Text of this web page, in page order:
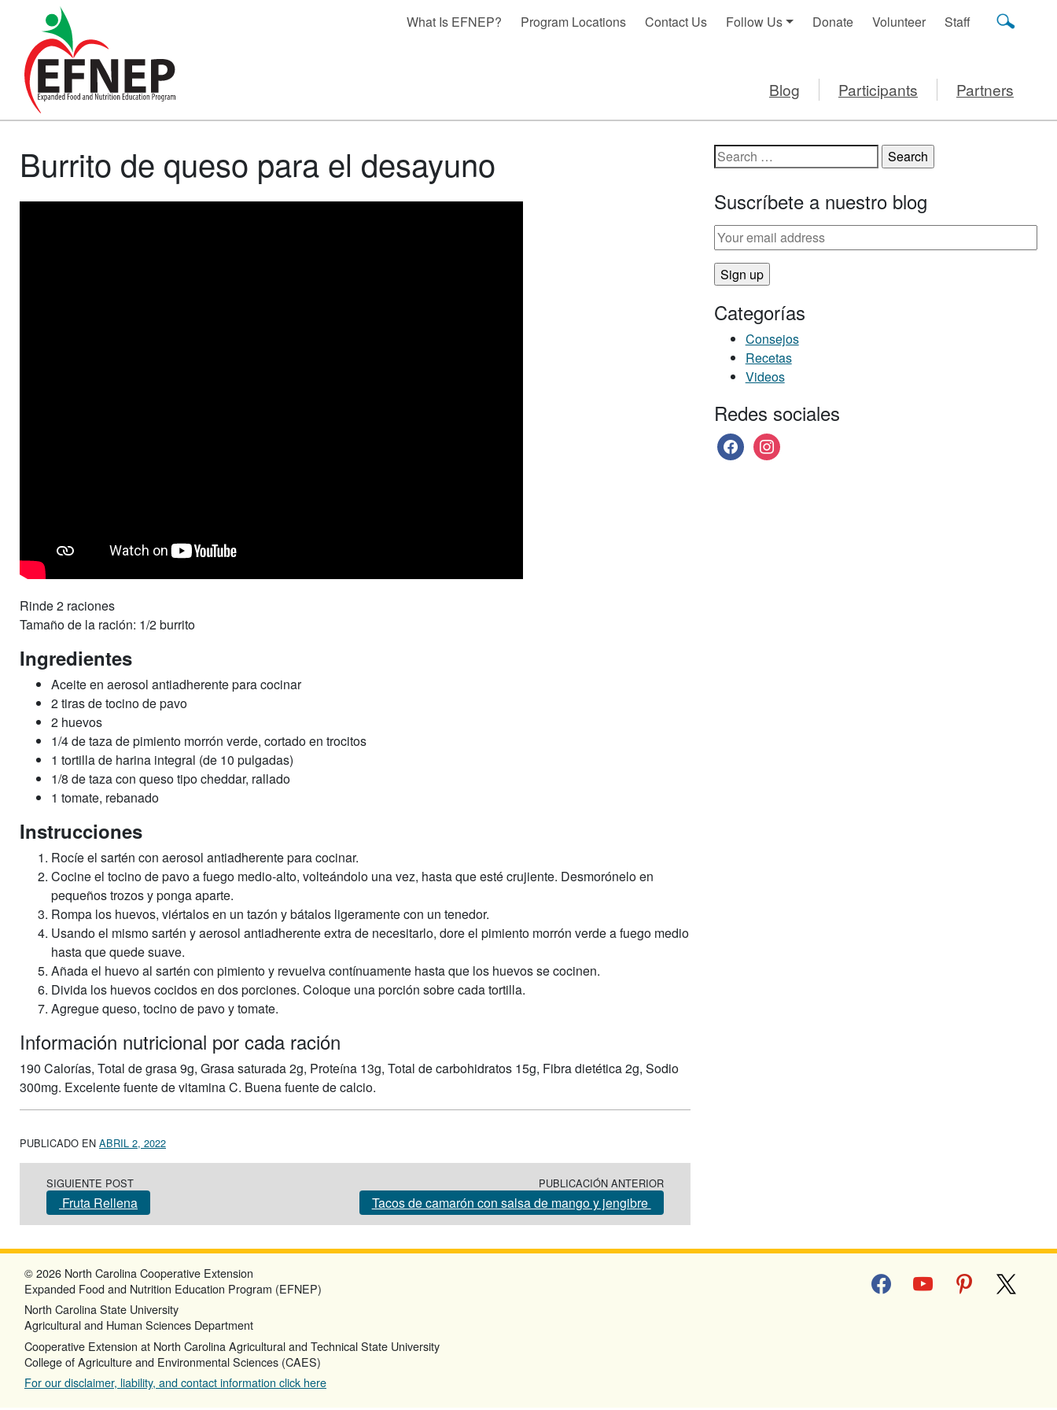
Main Navigation
What Is EFNEP? Program Locations Contact Us Follow Us Donate Volunteer Staff
Blog Participants Partners
Burrito de queso para el desayuno
Rinde 2 raciones
Tamaño de la ración: 1/2 burrito
Ingredientes
Aceite en aerosol antiadherente para cocinar
2 tiras de tocino de pavo
2 huevos
1/4 de taza de pimiento morrón verde, cortado en trocitos
1 tortilla de harina integral (de 10 pulgadas)
1/8 de taza con queso tipo cheddar, rallado
1 tomate, rebanado
Instrucciones
Rocíe el sartén con aerosol antiadherente para cocinar.
Cocine el tocino de pavo a fuego medio-alto, volteándolo una vez, hasta que esté crujiente. Desmorónelo en
pequeños trozos y ponga aparte.
Rompa los huevos, viértalos en un tazón y bátalos ligeramente con un tenedor.
Usando el mismo sartén y aerosol antiadherente extra de necesitarlo, dore el pimiento morrón verde a fuego medio
hasta que quede suave.
Añada el huevo al sartén con pimiento y revuelva contínuamente hasta que los huevos se cocinen.
Divida los huevos cocidos en dos porciones. Coloque una porción sobre cada tortilla.
Agregue queso, tocino de pavo y tomate.
Información nutricional por cada ración
190 Calorías, Total de grasa 9g, Grasa saturada 2g, Proteína 13g, Total de carbohidratos 15g, Fibra dietética 2g, Sodio
300mg. Excelente fuente de vitamina C. Buena fuente de calcio.
PUBLICADO EN ABRIL 2, 2022
Post navigation
SIGUIENTE POST
Fruta Rellena
PUBLICACIÓN ANTERIOR
Tacos de camarón con salsa de mango y jengibre
Search for:
Suscríbete a nuestro blog
Categorías
Consejos
Recetas
Videos
Redes sociales
facebookinstagram
facebookyoutube pinterest
© 2026 North Carolina Cooperative Extension
Expanded Food and Nutrition Education Program (EFNEP)
North Carolina State University
Agricultural and Human Sciences Department
Cooperative Extension at North Carolina Agricultural and Technical State University
College of Agriculture and Environmental Sciences (CAES)
For our disclaimer, liability, and contact information click here